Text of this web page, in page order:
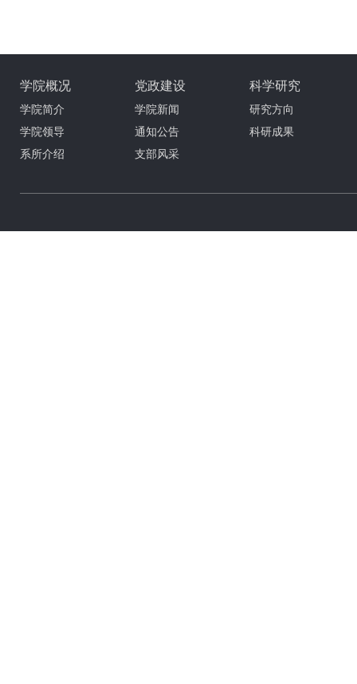
学院概况
学院简介
学院领导
系所介绍
党政建设
学院新闻
通知公告
支部风采
科学研究
研究方向
科研成果